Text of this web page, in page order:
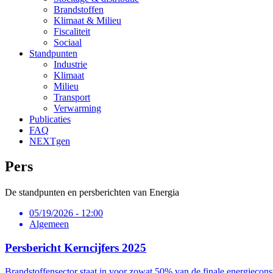
Brandstoffen
Klimaat & Milieu
Fiscaliteit
Sociaal
Standpunten
Industrie
Klimaat
Milieu
Transport
Verwarming
Publicaties
FAQ
NEXTgen
Pers
De standpunten en persberichten van Energia
05/19/2026 - 12:00
Algemeen
Persbericht Kerncijfers 2025